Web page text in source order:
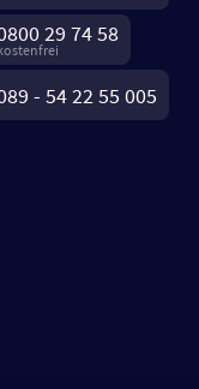
29 74 58
- 54 22 55 005